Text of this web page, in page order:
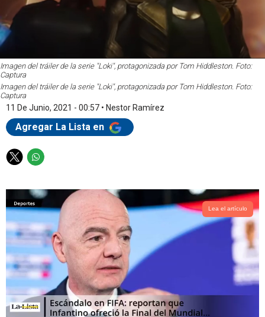
Imagen del tráiler de la serie "Loki", protagonizada por Tom Hiddleston. Foto:
Captura
Imagen del tráiler de la serie "Loki", protagonizada por Tom Hiddleston. Foto:
Captura
11 De Junio, 2021 - 00:57 • Nestor Ramírez
Agregar La Lista en
T
i
t
t
e
r
W
a
t
s
a
p
p
Lea el artículo